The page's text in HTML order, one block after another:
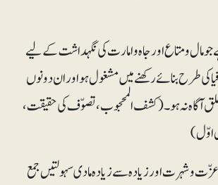
مال ومتاع اور جاہ وامارت کی نگہداشت کے لیے
کی طرح بنائے رکھنے میں مشغول ہو اور ان دونوں
آگاہ نہ ہو۔(کشف المحجوب، تصوّف کی حقیقت،
اوّل)
وشہرت اور زیادہ سے زیادہ مادی سہولتیں جمع